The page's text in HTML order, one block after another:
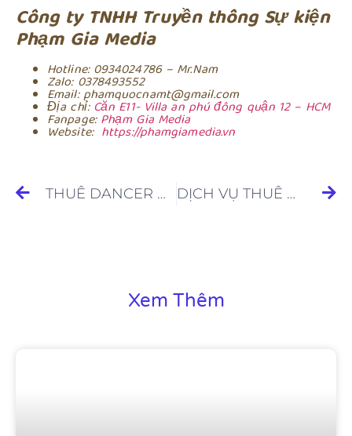
Công ty TNHH Truyền thông Sự kiện
Phạm Gia Media
Hotline: 0934024786 – Mr.Nam
Zalo: 0378493552
Email: phamquocnamt@gmail.com
Địa chỉ: Căn E11- Villa an phú đông quận 12 – HCM
Fanpage: Phạm Gia Media
Website: https://phamgiamedia.vn
THUÊ DANCER CHUYÊN NGHIỆP TẠI TIỀN GIANG DỊCH VỤ THUÊ DANCER CHUYÊN NGHIỆP TẠI LONG AN
Xem Thêm